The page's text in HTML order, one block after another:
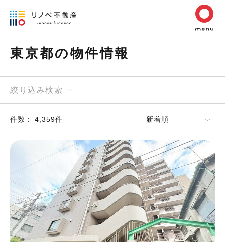
東京都の物件情報
絞り込み検索
件数： 4,359件 新着順